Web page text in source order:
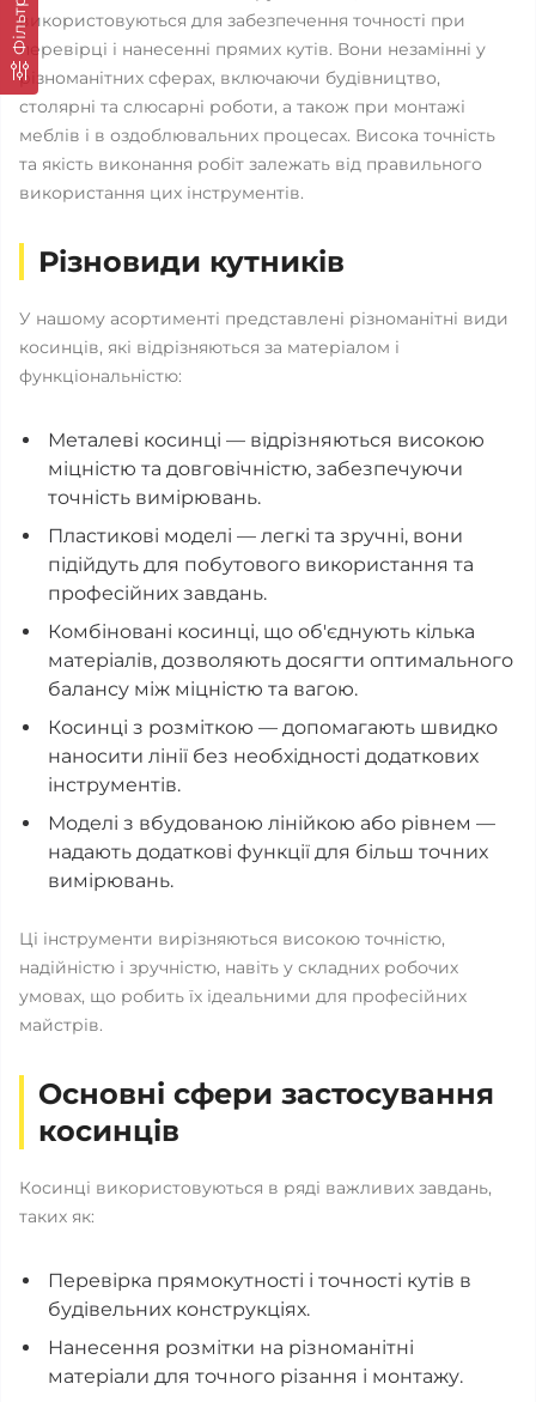
Фільтрвикористовуються для забезпечення точності при
перевірці і нанесенні прямих кутів. Вони незамінні у
різноманітних сферах, включаючи будівництво,
столярні та слюсарні роботи, а також при монтажі
меблів і в оздоблювальних процесах. Висока точність
та якість виконання робіт залежать від правильного
використання цих інструментів.
Різновиди кутників
У нашому асортименті представлені різноманітні види
косинців, які відрізняються за матеріалом і
функціональністю:
Металеві косинці — відрізняються високою
міцністю та довговічністю, забезпечуючи
точність вимірювань.
Пластикові моделі — легкі та зручні, вони
підійдуть для побутового використання та
професійних завдань.
Комбіновані косинці, що об'єднують кілька
матеріалів, дозволяють досягти оптимального
балансу між міцністю та вагою.
Косинці з розміткою — допомагають швидко
наносити лінії без необхідності додаткових
інструментів.
Моделі з вбудованою лінійкою або рівнем —
надають додаткові функції для більш точних
вимірювань.
Ці інструменти вирізняються високою точністю,
надійністю і зручністю, навіть у складних робочих
умовах, що робить їх ідеальними для професійних
майстрів.
Основні сфери застосування
косинців
Косинці використовуються в ряді важливих завдань,
таких як:
Перевірка прямокутності і точності кутів в
будівельних конструкціях.
Нанесення розмітки на різноманітні
матеріали для точного різання і монтажу.